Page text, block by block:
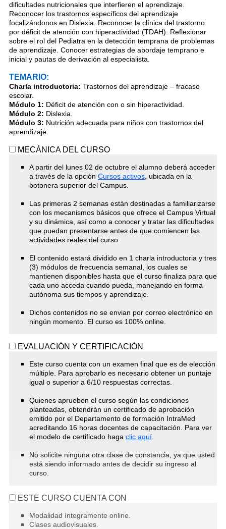
dificultades nutricionales que interfieren el aprendizaje.
Reconocer los trastornos específicos del aprendizaje
focalizándonos en Dislexia. Reconocer la clínica del trastorno
por déficit de atención con hiperactividad (TDAH). Reflexionar
sobre el rol del Pediatra en la detección temprana de problemas
de aprendizaje. Conocer estrategias de abordaje temprano e
inicial y pautas de derivación al especialista.
TEMARIO:
Charla introductoria: Trastornos del aprendizaje – fracaso
escolar.
Módulo 1: Déficit de atención con o sin hiperactividad.
Módulo 2: Dislexia.
Módulo 3: Nutrición adecuada para niños con trastornos del
aprendizaje.
MECÁNICA DEL CURSO
A partir del lunes 02 de octubre el alumno deberá acceder
a través de la opción Cursos activos , ubicada en la
botonera superior del Campus.
Las primeras 2 semanas están destinadas a familiarizarse
con los mecanismos básicos que ofrece el Campus Virtual
y su dinámica, así como a conocer y tratar las dificultades
que puedan presentarse antes de que comiencen las
actividades reales del curso.
El contenido estará dividido en 1 charla introductoria y tres
(3) módulos de frecuencia semanal, los cuales se
mantienen disponibles hasta que el curso finaliza para que
cada uno acceda cuando pueda, manejando en forma
autónoma sus tiempos y aprendizaje.
Dichos contenidos no se envian por correo electrónico en
ningún momento. El curso es 100% online.
EVALUACIÓN Y CERTIFICACIÓN
Este curso cuenta con un examen final que es de elección
múltiple. Para aprobarlo es necesario obtener un puntaje
igual o superior a 6/10 respuestas correctas.
Quienes aprueben el curso según las condiciones
planteadas, obtendrán un certificado de aprobación
emitido por el Departamento de formación IntraMed
acreditando 16 horas docentes de capacitación. Para ver
el modelo de certificado haga clic aquí
No solicite ninguna otra clase de constancia, ya que usted
está siendo informado antes de decidir su ingreso al
curso.
ESTE CURSO CUENTA CON
Modalidad íntegramente online.
Clases audiovisuales.